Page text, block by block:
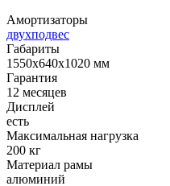
Амортизаторы
двухподвес
Габариты
1550х640х1020 мм
Гарантия
12 месяцев
Дисплей
есть
Максимальная нагрузка
200 кг
Материал рамы
алюминий